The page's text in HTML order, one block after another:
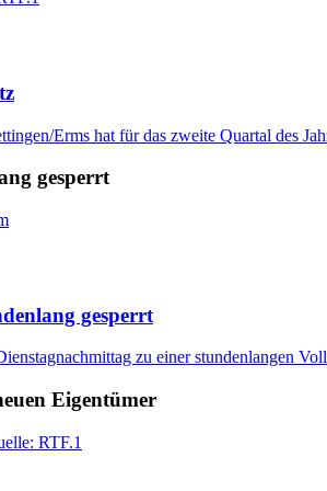
Erms hat für das zweite Quartal des
gesperrt
gesperrt
zu einer stundenlangen
Eigentümer